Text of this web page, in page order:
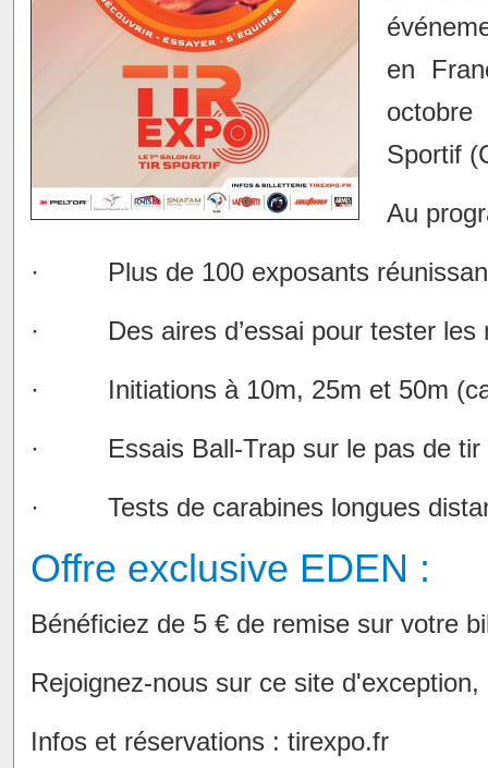
en
Sportif
Au
· Plus de 100 exposants
· Des aires d’essai pour tester
· Initiations à 10m, 25m et 50m
· Essais Ball-Trap sur le pas de
· Tests de carabines longues
Offre exclusive EDEN :
Bénéficiez de 5 € de remise sur votre
Rejoignez-nous sur ce site
Infos et réservations : tirexpo.fr